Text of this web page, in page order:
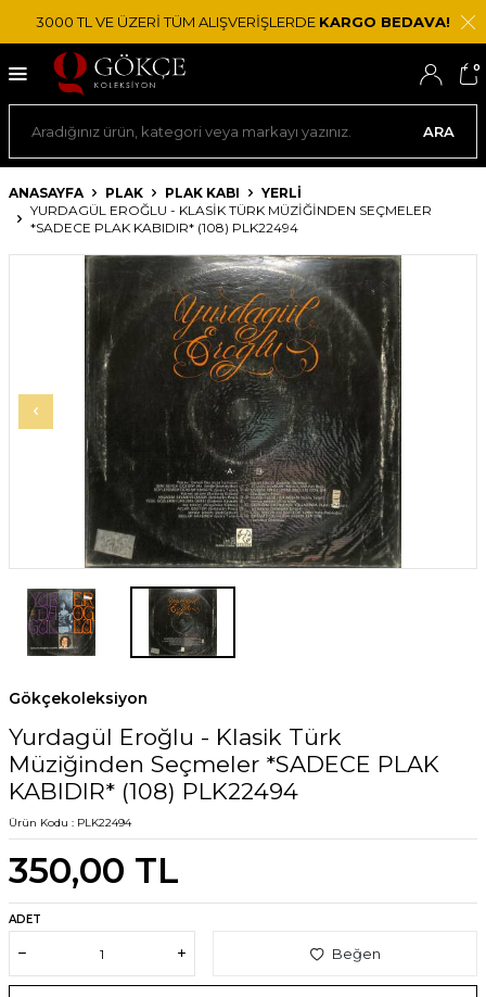
3000 TL VE ÜZERİ TÜM ALIŞVERİŞLERDE KARGO BEDAVA!
ARA
0
ANASAYFA PLAK PLAK KABI
YERLI
YURDAGÜL EROĞLU - KLASIK TÜRK MÜZIĞINDEN SEÇMELER
*SADECE PLAK KABIDIR* (108) PLK22494
Gökçekoleksiyon
Yurdagül Eroğlu - Klasik Türk
Müziğinden Seçmeler *SADECE PLAK
KABIDIR* (108) PLK22494
Ürün Kodu : PLK22494
350,00 TL
ADET
Beğen